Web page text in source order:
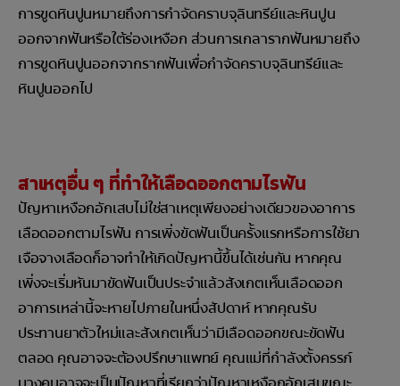
การขูดหินปูนหมายถึงการกำจัดคราบจุลินทรีย์และหินปูน
ออกจากฟันหรือใต้ร่องเหงือก ส่วนการเกลารากฟันหมายถึง
การขูดหินปูนออกจากรากฟันเพื่อกำจัดคราบจุลินทรีย์และ
หินปูนออกไป
สาเหตุอื่น ๆ ที่ทำให้เลือดออกตามไรฟัน
ปัญหาเหงือกอักเสบไม่ใช่สาเหตุเพียงอย่างเดียวของอาการ
เลือดออกตามไรฟัน การเพิ่งขัดฟันเป็นครั้งแรกหรือการใช้ยา
เจือจางเลือดก็อาจทำให้เกิดปัญหานี้ขึ้นได้เช่นกัน หากคุณ
เพิ่งจะเริ่มหันมาขัดฟันเป็นประจำแล้วสังเกตเห็นเลือดออก
อาการเหล่านี้จะหายไปภายในหนึ่งสัปดาห์ หากคุณรับ
ประทานยาตัวใหม่และสังเกตเห็นว่ามีเลือดออกขณะขัดฟัน
ตลอด คุณอาจจะต้องปรึกษาแพทย์ คุณแม่ที่กำลังตั้งครรภ์